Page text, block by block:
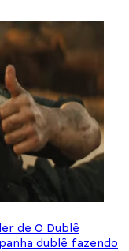
de O Dublê
dublê fazendo